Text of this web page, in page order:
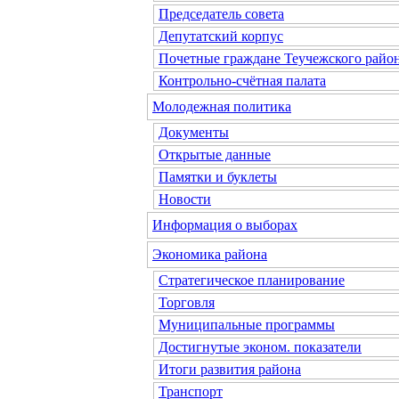
Председатель совета
Депутатский корпус
Почетные граждане Теучежского
Контрольно-счётная палата
Молодежная политика
Документы
Открытые данные
Памятки и буклеты
Новости
Информация о выборах
Экономика района
Стратегическое планирование
Торговля
Муниципальные программы
Достигнутые эконом. показатели
Итоги развития района
Транспорт